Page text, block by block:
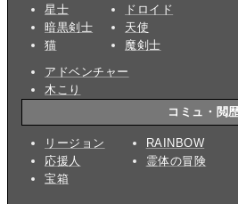
星士
暗黒剣士
猫
ドロイド
天使
魔剣士
アドベンチャー
木こり
コミュ・閲
リージョン
応援人
宝箱
RAINBOW
霊体の冒険